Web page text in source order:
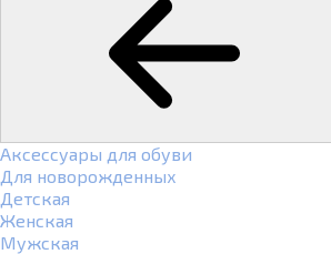
Аксессуары для обуви
Для новорожденных
Детская
Женская
Мужская